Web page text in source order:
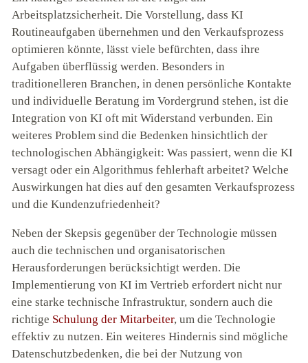
Arbeitsplatzsicherheit. Die Vorstellung, dass KI
Routineaufgaben übernehmen und den Verkaufsprozess
optimieren könnte, lässt viele befürchten, dass ihre
Aufgaben überflüssig werden. Besonders in
traditionelleren Branchen, in denen persönliche Kontakte
und individuelle Beratung im Vordergrund stehen, ist die
Integration von KI oft mit Widerstand verbunden. Ein
weiteres Problem sind die Bedenken hinsichtlich der
technologischen Abhängigkeit: Was passiert, wenn die KI
versagt oder ein Algorithmus fehlerhaft arbeitet? Welche
Auswirkungen hat dies auf den gesamten Verkaufsprozess
und die Kundenzufriedenheit?
Neben der Skepsis gegenüber der Technologie müssen
auch die technischen und organisatorischen
Herausforderungen berücksichtigt werden. Die
Implementierung von KI im Vertrieb erfordert nicht nur
eine starke technische Infrastruktur, sondern auch die
richtige Schulung der Mitarbeiter, um die Technologie
effektiv zu nutzen. Ein weiteres Hindernis sind mögliche
Datenschutzbedenken, die bei der Nutzung von